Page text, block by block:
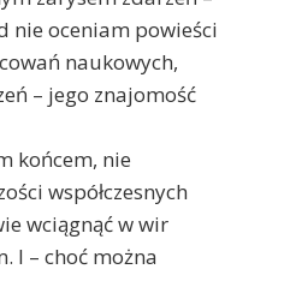
nie oceniam powieści
naukowych,
– jego znajomość
końcem, nie
współczesnych
wciągnąć w wir
I – choć można